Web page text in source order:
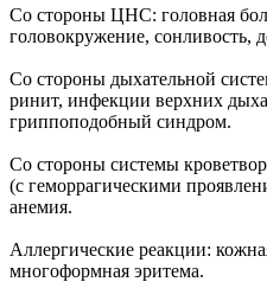
Со стороны ЦНС: головная
головокружение, сонливость,
Со стороны дыхательной
ринит, инфекции верхних
гриппоподобный синдром.
Со стороны системы
(с геморрагическими
анемия.
Аллергические реакции:
многоформная эритема.